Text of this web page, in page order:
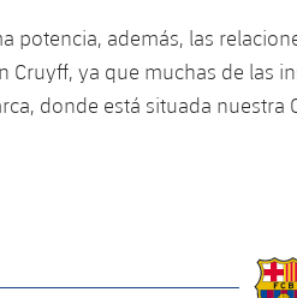
potencia, además, las
Cruyff, ya que muchas de las
donde está situada nuestra